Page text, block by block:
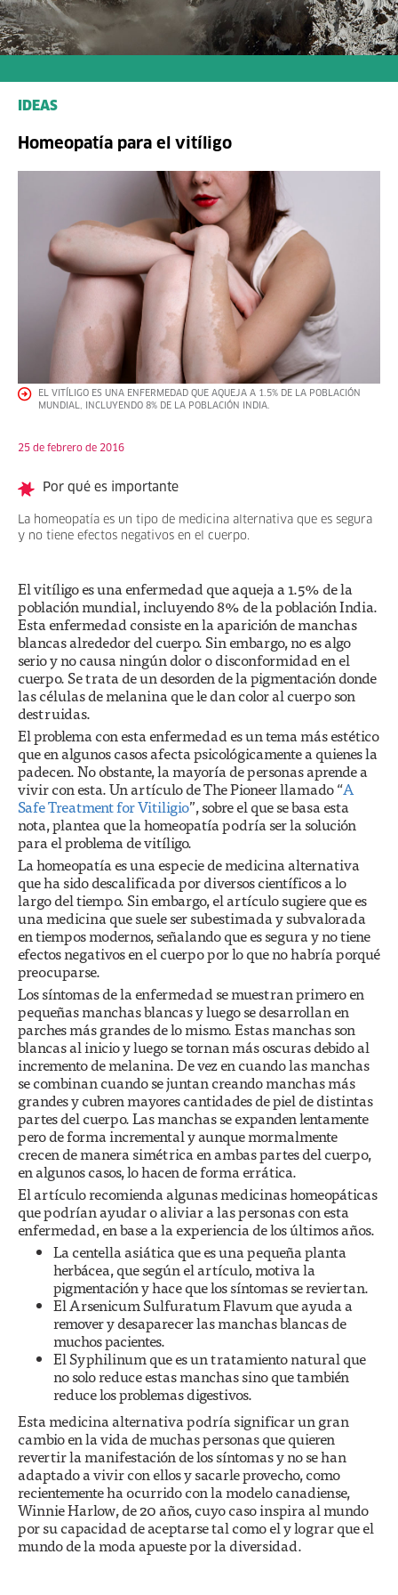
IDEAS
Homeopatía para el vitíligo
EL VITÍLIGO ES UNA ENFERMEDAD QUE AQUEJA A 1.5% DE LA POBLACIÓN
MUNDIAL, INCLUYENDO 8% DE LA POBLACIÓN INDIA.
25 de febrero de 2016
Por qué es importante
La homeopatía es un tipo de medicina alternativa que es segura
y no tiene efectos negativos en el cuerpo.
El vitíligo es una enfermedad que aqueja a 1.5% de la
población mundial, incluyendo 8% de la población India.
Esta enfermedad consiste en la aparición de manchas
blancas alrededor del cuerpo. Sin embargo, no es algo
serio y no causa ningún dolor o disconformidad en el
cuerpo. Se trata de un desorden de la pigmentación donde
las células de melanina que le dan color al cuerpo son
destruidas.
El problema con esta enfermedad es un tema más estético
que en algunos casos afecta psicológicamente a quienes la
padecen. No obstante, la mayoría de personas aprende a
vivir con esta. Un artículo de The Pioneer llamado “A
Safe Treatment for Vitiligio”, sobre el que se basa esta
nota, plantea que la homeopatía podría ser la solución
para el problema de vitíligo.
La homeopatía es una especie de medicina alternativa
que ha sido descalificada por diversos científicos a lo
largo del tiempo. Sin embargo, el artículo sugiere que es
una medicina que suele ser subestimada y subvalorada
en tiempos modernos, señalando que es segura y no tiene
efectos negativos en el cuerpo por lo que no habría porqué
preocuparse.
Los síntomas de la enfermedad se muestran primero en
pequeñas manchas blancas y luego se desarrollan en
parches más grandes de lo mismo. Estas manchas son
blancas al inicio y luego se tornan más oscuras debido al
incremento de melanina. De vez en cuando las manchas
se combinan cuando se juntan creando manchas más
grandes y cubren mayores cantidades de piel de distintas
partes del cuerpo. Las manchas se expanden lentamente
pero de forma incremental y aunque mormalmente
crecen de manera simétrica en ambas partes del cuerpo,
en algunos casos, lo hacen de forma errática.
El artículo recomienda algunas medicinas homeopáticas
que podrían ayudar o aliviar a las personas con esta
enfermedad, en base a la experiencia de los últimos años.
La centella asiática que es una pequeña planta
herbácea, que según el artículo, motiva la
pigmentación y hace que los síntomas se reviertan.
El Arsenicum Sulfuratum Flavum que ayuda a
remover y desaparecer las manchas blancas de
muchos pacientes.
El Syphilinum que es un tratamiento natural que
no solo reduce estas manchas sino que también
reduce los problemas digestivos.
Esta medicina alternativa podría significar un gran
cambio en la vida de muchas personas que quieren
revertir la manifestación de los síntomas y no se han
adaptado a vivir con ellos y sacarle provecho, como
recientemente ha ocurrido con la modelo canadiense,
Winnie Harlow, de 20 años, cuyo caso inspira al mundo
por su capacidad de aceptarse tal como el y lograr que el
mundo de la moda apueste por la diversidad.